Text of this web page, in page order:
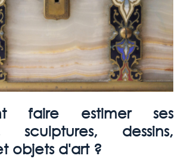
faire estimer ses
sculptures, dessins,
objets d'art ?